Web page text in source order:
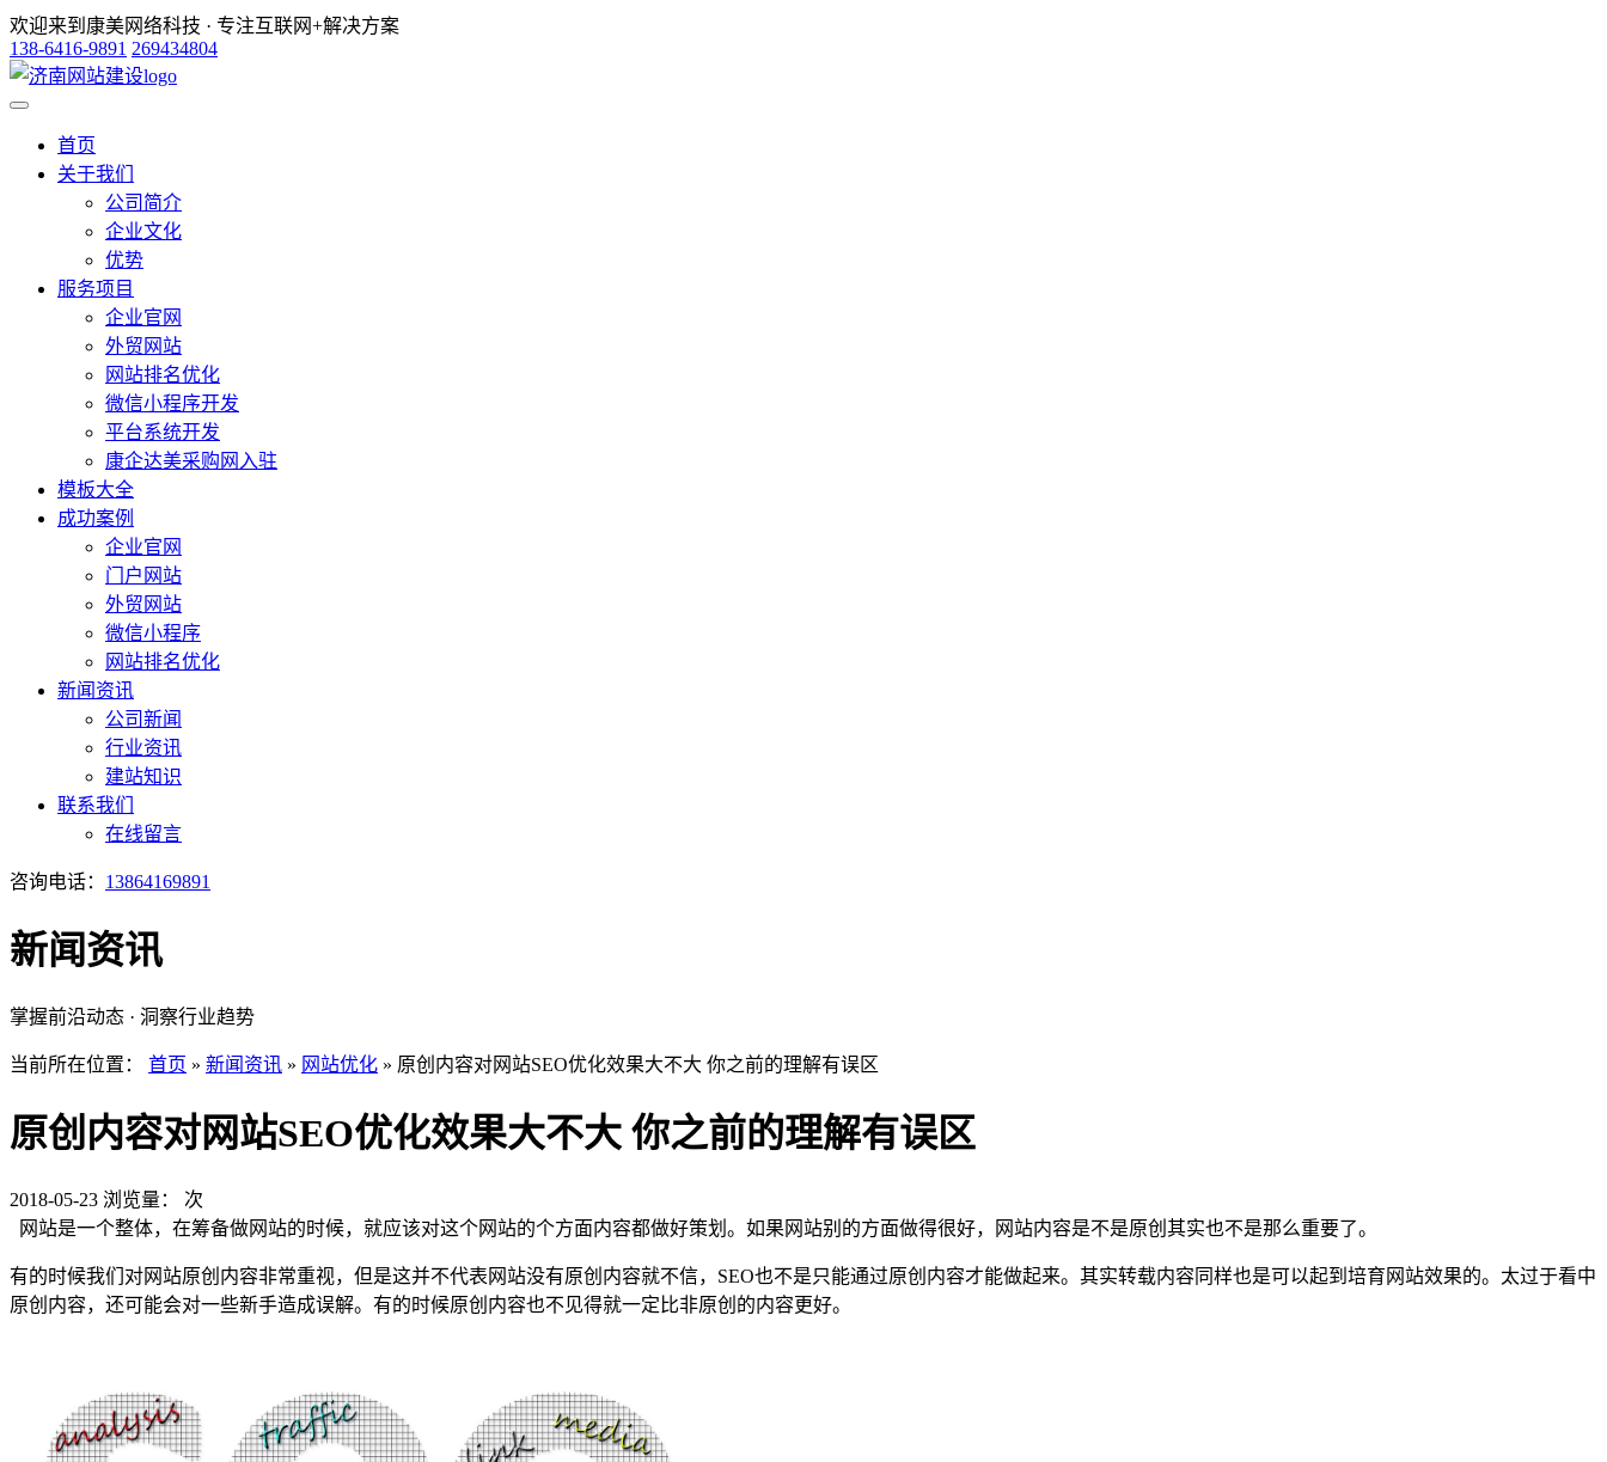
欢迎来到康美网络科技 · 专注互联网+解决方案
138-6416-9891 269434804
首页
关于我们
公司简介
企业文化
优势
服务项目
企业官网
外贸网站
网站排名优化
微信小程序开发
平台系统开发
康企达美采购网入驻
模板大全
成功案例
企业官网
门户网站
外贸网站
微信小程序
网站排名优化
新闻资讯
公司新闻
行业资讯
建站知识
联系我们
在线留言
咨询电话： 13864169891
新闻资讯
掌握前沿动态 · 洞察行业趋势
当前所在位置： 首页 » 新闻资讯 » 网站优化 » 原创内容对网站SEO优化效果大不大 你之前的理解有误区
原创内容对网站SEO优化效果大不大 你之前的理解有误区
2018-05-23 浏览量：
次
网站是一个整体，在筹备做网站的时候，就应该对这个网站的个方面内容都做好策划。如果网站别的方面做得很好，网站内容是不是原创其实也不是那么重要了。
有的时候我们对网站原创内容非常重视，但是这并不代表网站没有原创内容就不信，SEO也不是只能通过原创内容才能做起来。其实转载内容同样也是可以起到培育网站效果的。太过于看中
原创内容，还可能会对一些新手造成误解。有的时候原创内容也不见得就一定比非原创的内容更好。